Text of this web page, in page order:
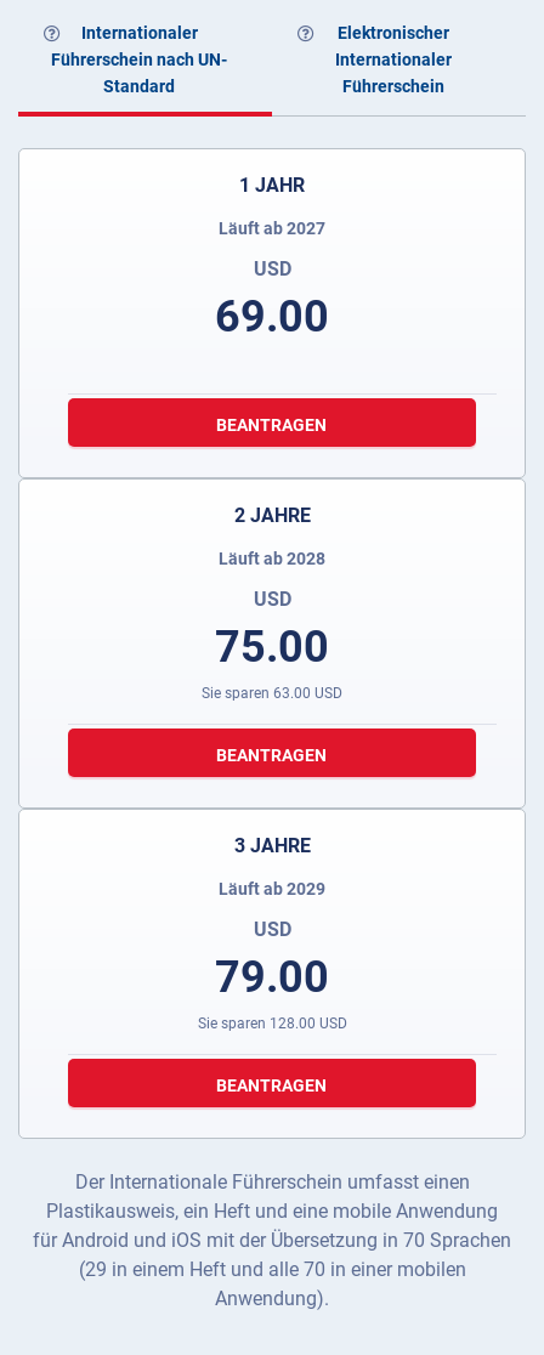
Internationaler
Führerschein nach UN-
Standard
Elektronischer
Internationaler
Führerschein
1 JAHR
Läuft ab 2027
USD
69.00
BEANTRAGEN
2 JAHRE
Läuft ab 2028
USD
75.00
Sie sparen 63.00 USD
BEANTRAGEN
3 JAHRE
Läuft ab 2029
USD
79.00
Sie sparen 128.00 USD
BEANTRAGEN
Der Internationale Führerschein umfasst einen
Plastikausweis, ein Heft und eine mobile Anwendung
für Android und iOS mit der Übersetzung in 70 Sprachen
(29 in einem Heft und alle 70 in einer mobilen
Anwendung).